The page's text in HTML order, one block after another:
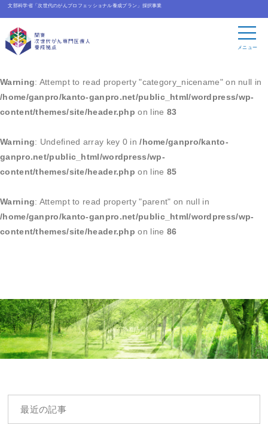
ganpro.net/public_html/wordpress/wp-
content/themes/site/header.php
Warning: Attempt to read property "category_nicename" on null in
/home/ganpro/kanto-ganpro.net/public_html/wordpress/wp-
content/themes/site/header.php on line 83
Warning: Undefined array key 0 in/home/ganpro/kanto-
ganpro.net/public_html/wordpress/wp-
content/themes/site/header.php on line 85
Warning: Attempt to read property "parent" on null in
/home/ganpro/kanto-ganpro.net/public_html/wordpress/wp-
content/themes/site/header.php on line 86
文部科学省「次世代のがんプロフェッショナル養成プラン」採択事業
メニュー
最近の記事